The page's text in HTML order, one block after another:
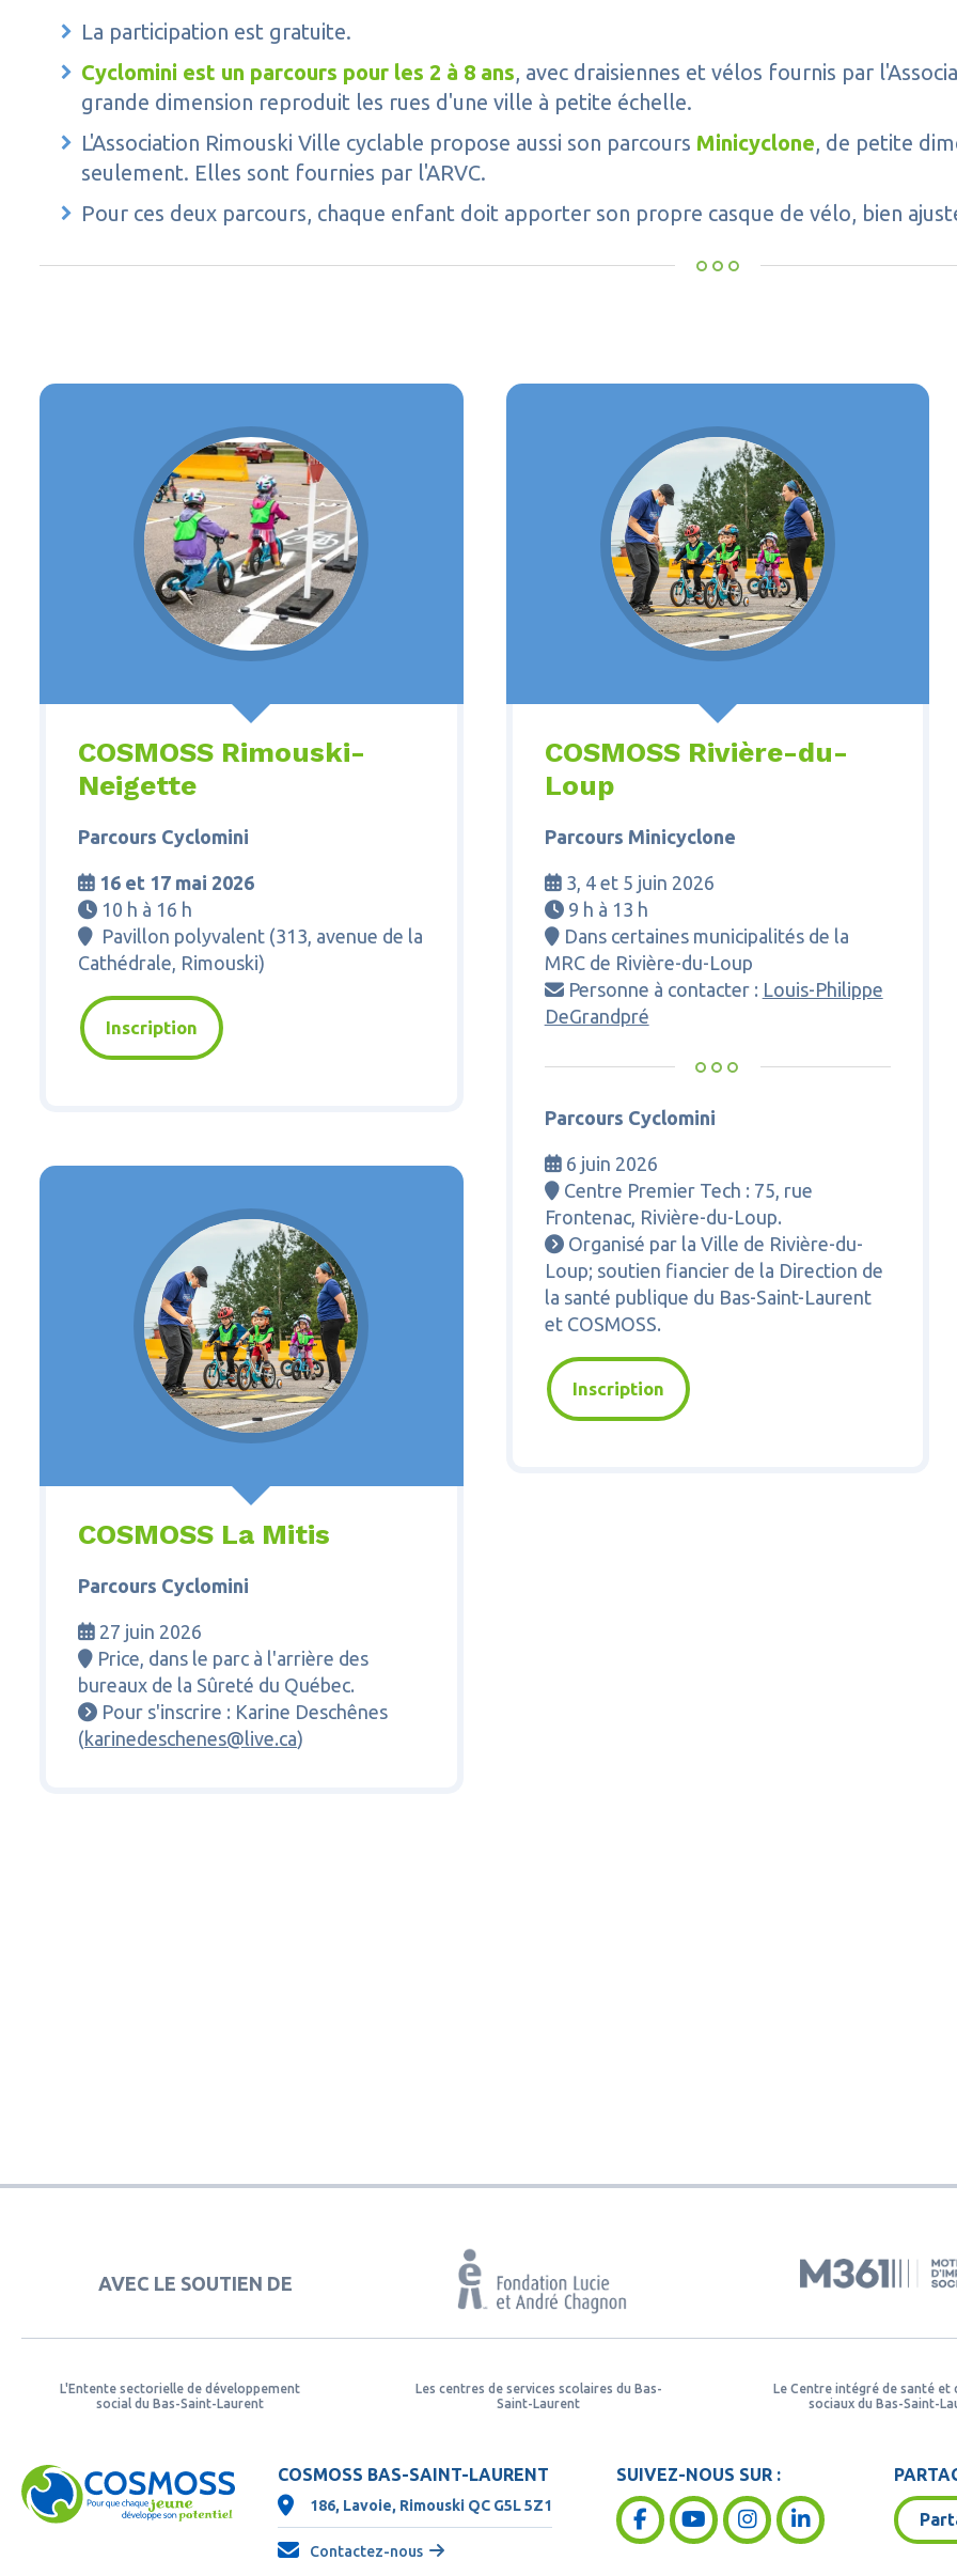
La participation est gratuite.
Cyclomini est un parcours pour les 2 à 8 ans, avec draisiennes et vélos fournis par
grande dimension reproduit les rues d'une ville à petite échelle.
L'Association Rimouski Ville cyclable propose aussi son parcours Minicyclone, de petite
seulement. Elles sont fournies par l'ARVC.
Pour ces deux parcours, chaque enfant doit apporter son propre casque de vélo, bien
COSMOSS Rimouski-
Neigette
Parcours Cyclomini
 16 et 17 mai 2026
 10 h à 16 h
 Pavillon polyvalent (313, avenue de la
Cathédrale, Rimouski)
Inscription
COSMOSS La Mitis
Parcours Cyclomini
 27 juin 2026
 Price, dans le parc à l'arrière des
bureaux de la Sûreté du Québec.
 Pour s'inscrire : Karine Deschênes
(karinedeschenes@live.ca)
COSMOSS Rivière-du-
Loup
Parcours Minicyclone
 3, 4 et 5 juin 2026
9 h à 13 h
Dans certaines municipalités de la
MRC de Rivière-du-Loup
Personne à contacter : Louis-Philippe
DeGrandpré
Parcours Cyclomini
6 juin 2026
Centre Premier Tech : 75, rue
Frontenac, Rivière-du-Loup.
Organisé par la Ville de Rivière-du-
Loup; soutien fiancier de la Direction de
la santé publique du Bas-Saint-Laurent
et COSMOSS.
Inscription
AVEC LE SOUTIEN DE
L'Entente sectorielle de développement
social du Bas-Saint-Laurent
Les centres de services scolaires du Bas-
Saint-Laurent
Le Centre intégré de santé et
sociaux du Bas-Saint-
COSMOSS BAS-SAINT-LAURENT
186, Lavoie, Rimouski QC G5L 5Z1
Contactez-nous
SUIVEZ-NOUS SUR :